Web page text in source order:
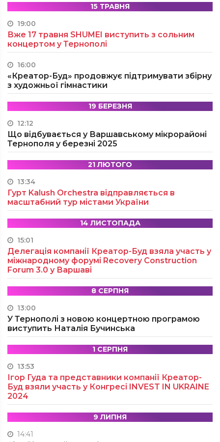
15 ТРАВНЯ
19:00
Вже 17 травня SHUMEI виступить з сольним
концертом у Тернополі
16:00
«Креатор-Буд» продовжує підтримувати збірну
з художньої гімнастики
19 БЕРЕЗНЯ
12:12
Що відбувається у Варшавському мікрорайоні
Тернополя у березні 2025
21 ЛЮТОГО
13:34
Гурт Kalush Orchestra відправляється в
масштабний тур містами України
14 ЛИСТОПАДА
15:01
Делегація компанії Креатор-Буд взяла участь у
міжнародному форумі Recovery Construction
Forum 3.0 у Варшаві
8 СЕРПНЯ
13:00
У Тернополі з новою концертною програмою
виступить Наталія Бучинська
1 СЕРПНЯ
13:53
Ігор Гуда та представники компанії Креатор-
Буд взяли участь у Конгресі INVEST IN UKRAINE
2024
9 ЛИПНЯ
14:41